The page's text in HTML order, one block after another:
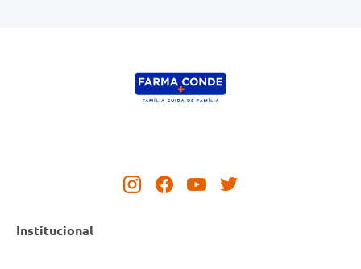
Institucional